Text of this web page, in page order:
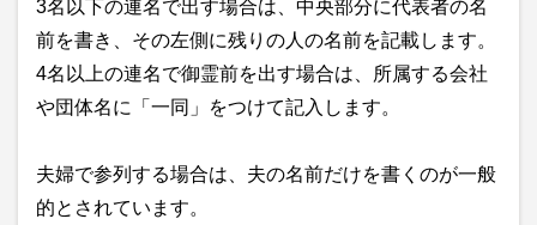
3名以下の連名で出す場合は、中央部分に代表者の名
前を書き、その左側に残りの人の名前を記載します。
4名以上の連名で御霊前を出す場合は、所属する会社
や団体名に「一同」をつけて記入します。
夫婦で参列する場合は、夫の名前だけを書くのが一般
的とされています。